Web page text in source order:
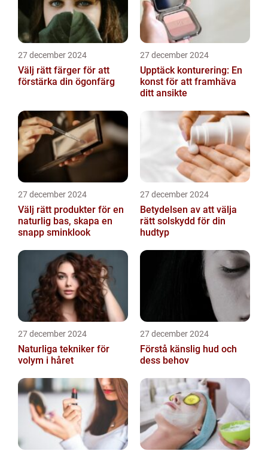
27 december 2024
Välj rätt färger för att
förstärka din ögonfärg
27 december 2024
Upptäck konturering: En
konst för att framhäva
ditt ansikte
27 december 2024
Välj rätt produkter för en
naturlig bas, skapa en
snapp sminklook
27 december 2024
Betydelsen av att välja
rätt solskydd för din
hudtyp
27 december 2024
Naturliga tekniker för
volym i håret
27 december 2024
Förstå känslig hud och
dess behov